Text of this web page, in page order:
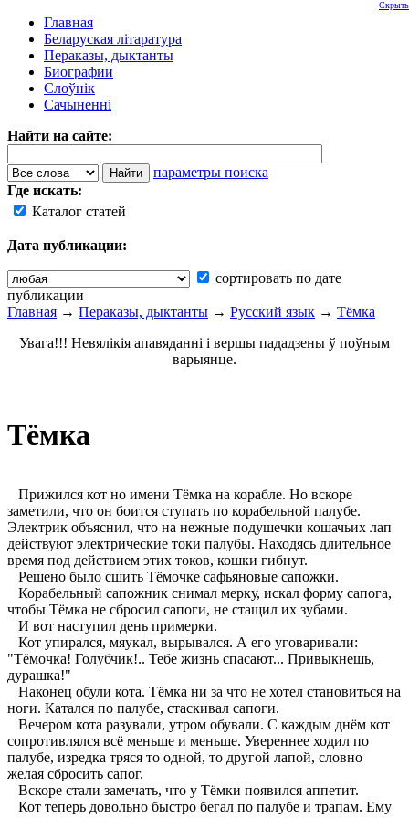
Главная
Беларуская літаратура
Пераказы, дыктанты
Биографии
Слоўнік
Сачыненні
Найти на сайте:
параметры поиска
Где искать:
Каталог статей
Дата публикации:
сортировать по дате
публикации
Скрыть
Главная → Пераказы, дыктанты → Русский язык → Тёмка
Увага!!! Невялікія апавяданні і вершы пададзены ў поўным
варыянце.
Тёмка
Прижился кот но имени Тёмка на корабле. Но вскоре
заметили, что он боится ступать по корабельной палубе.
Электрик объяснил, что на нежные подушечки кошачьих лап
действуют электрические токи палубы. Находясь длительное
время под действием этих токов, кошки гибнут.
Решено было сшить Тёмочке сафьяновые сапожки.
Корабельный сапожник снимал мерку, искал форму сапога,
чтобы Тёмка не сбросил сапоги, не стащил их зубами.
И вот наступил день примерки.
Кот упирался, мяукал, вырывался. А его уговаривали:
"Тёмочка! Голубчик!.. Тебе жизнь спасают... Привыкнешь,
дурашка!"
Наконец обули кота. Тёмка ни за что не хотел становиться на
ноги. Катался по палубе, стаскивал сапоги.
Вечером кота разували, утром обували. С каждым днём кот
сопротивлялся всё меньше и меньше. Увереннее ходил по
палубе, изредка тряся то одной, то другой лапой, словно
желая сбросить сапог.
Вскоре стали замечать, что у Тёмки появился аппетит.
Кот теперь довольно быстро бегал по палубе и трапам. Ему